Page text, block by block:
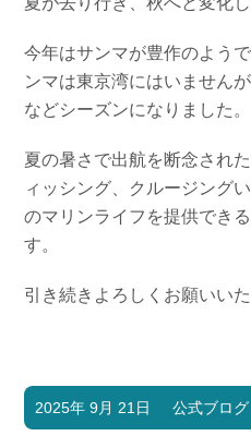
今年はサンマが豊作のよう
ンマは東京湾にはいません
などシーズンになりました。
夏の暑さで出航を断念され
ィッシング、クルージング
のマリンライフを提供でき
す。
引き続きよろしくお願いいた
2025年 9月 21日 公式ブログ